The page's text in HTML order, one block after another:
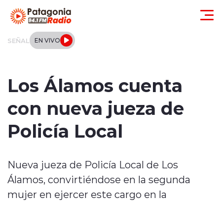
SEÑAL EN VIVO
Actualidad
Local
Internacional
Deportes
Los Álamos cuenta
con nueva jueza de
Policía Local
Nueva jueza de Policía Local de Los
Álamos, convirtiéndose en la segunda
mujer en ejercer este cargo en la